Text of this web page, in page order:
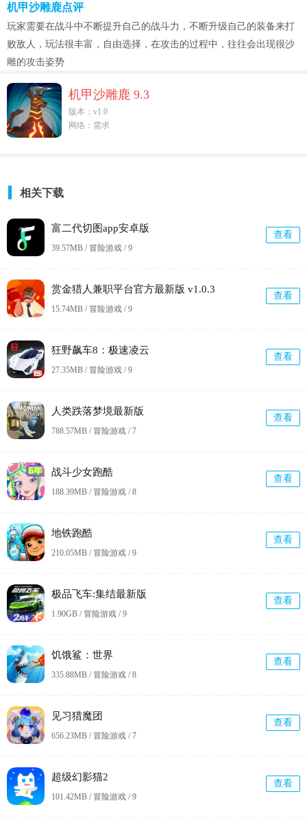
机甲沙雕鹿点评
玩家需要在战斗中不断提升自己的战斗力，不断升级自己的装备来打
败敌人，玩法很丰富，自由选择，在攻击的过程中，往往会出现很沙
雕的攻击姿势
机甲沙雕鹿 9.3
版本：v1.0
网络：需求
相关下载
富二代切图app安卓版
39.57MB / 冒险游戏 /9
查看
赏金猎人兼职平台官方最新版 v1.0.3
15.74MB / 冒险游戏 /9
查看
狂野飙车8：极速凌云
27.35MB / 冒险游戏 /9
查看
人类跌落梦境最新版
788.57MB / 冒险游戏 /7
查看
战斗少女跑酷
188.39MB / 冒险游戏 /8
查看
地铁跑酷
210.05MB / 冒险游戏 /9
查看
极品飞车:集结最新版
1.90GB / 冒险游戏 /9
查看
饥饿鲨：世界
335.88MB / 冒险游戏 /8
查看
见习猎魔团
656.23MB / 冒险游戏 /7
查看
超级幻影猫2
101.42MB / 冒险游戏 /9
查看